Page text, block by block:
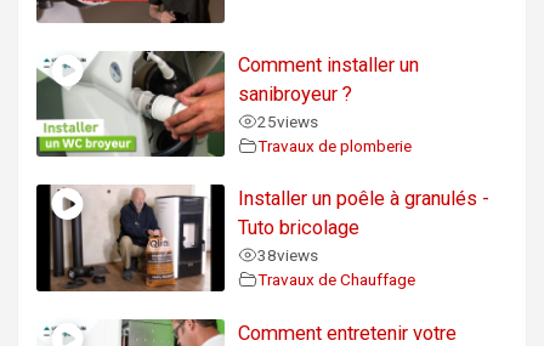
Comment installer un
sanibroyeur ?
25views
Travaux de plomberie
Installer un poêle à granulés -
Tuto bricolage
38views
Travaux de Chauffage
Comment entretenir votre